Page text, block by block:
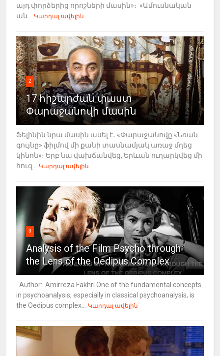
այդ փորձերից որոշների մասին»։ «Ամուսնական
ան...
Կարդալ ավելին
2
17 հիշարժան փաստ
Փարաջանովի մասին
Ֆելինին նրա մասին ասել է․ «Փարաջանովը «Նռան
գույնը» ֆիլմով մի քանի տասնամյակ առաջ մղեց
կինոն»։ Երբ նա վախճանվեց, Երևան ուղարկվեց մի
հուզ...
Կարդալ ավելին
3
Analysis of the Film Psycho through
the Lens of the Oedipus Complex
Author: Amirreza Fakhri One of the fundamental concepts
in psychoanalysis, especially in classical psychoanalysis, is
the Oedipus complex...
Կարդալ ավելին